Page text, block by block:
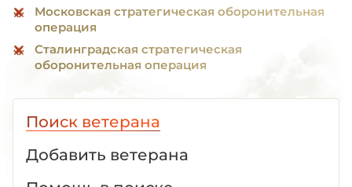
Московская стратегическая оборонительная
операция
Сталинградская стратегическая
оборонительная операция
Поиск ветерана
Добавить ветерана